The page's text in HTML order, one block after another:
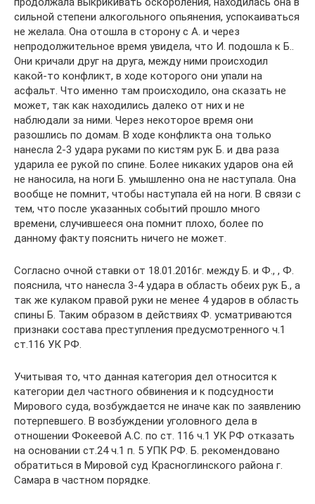
сильной степени алкогольного опьянения, успокаиваться
не желала. Она отошла в сторону с А. и через
непродолжительное время увидела, что И. подошла к Б..
Они кричали друг на друга, между ними происходил
какой-то конфликт, в ходе которого они упали на
асфальт. Что именно там происходило, она сказать не
может, так как находились далеко от них и не
наблюдали за ними. Через некоторое время они
разошлись по домам. В ходе конфликта она только
нанесла 2-3 удара руками по кистям рук Б. и два раза
ударила ее рукой по спине. Более никаких ударов она ей
не наносила, на ноги Б. умышленно она не наступала. Она
вообще не помнит, чтобы наступала ей на ноги. В связи с
тем, что после указанных событий прошло много
времени, случившееся она помнит плохо, более по
данному факту пояснить ничего не может.
Согласно очной ставки от 18.01.2016г. между Б. и Ф., , Ф.
пояснила, что нанесла 3-4 удара в область обеих рук Б., а
так же кулаком правой руки не менее 4 ударов в область
спины Б. Таким образом в действиях Ф. усматриваются
признаки состава преступления предусмотренного ч.1
ст.116 УК РФ.
Учитывая то, что данная категория дел относится к
категории дел частного обвинения и к подсудности
Мирового суда, возбуждается не иначе как по заявлению
потерпевшего. В возбуждении уголовного дела в
отношении Фокеевой А.С. по ст. 116 ч.1 УК РФ отказать
на основании ст.24 ч.1 п. 5 УПК РФ. Б. рекомендовано
обратиться в Мировой суд Красноглинского района г.
Самара в частном порядке.